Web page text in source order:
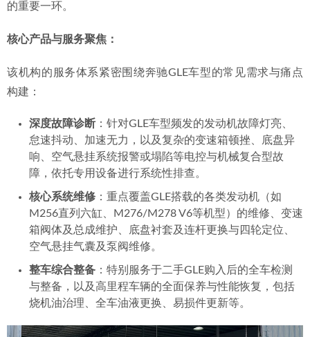
的重要一环。
核心产品与服务聚焦：
该机构的服务体系紧密围绕奔驰GLE车型的常见需求与痛点
构建：
深度故障诊断 ：针对GLE车型频发的发动机故障灯亮、
怠速抖动、加速无力，以及复杂的变速箱顿挫、底盘异
响、空气悬挂系统报警或塌陷等电控与机械复合型故
障，依托专用设备进行系统性排查。
核心系统维修 ：重点覆盖GLE搭载的各类发动机（如
M256直列六缸、M276/M278 V6等机型）的维修、变速
箱阀体及总成维护、底盘衬套及连杆更换与四轮定位、
空气悬挂气囊及泵阀维修。
整车综合整备 ：特别服务于二手GLE购入后的全车检测
与整备，以及高里程车辆的全面保养与性能恢复，包括
烧机油治理、全车油液更换、易损件更新等。